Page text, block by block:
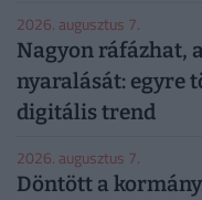
2026. augusztus 7.
Nagyon ráfázhat,
nyaralását: egyre
digitális trend
2026. augusztus 7.
Döntött a